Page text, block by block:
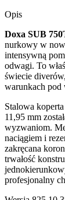
Opis
Doxa SUB
nurkowy w
intensywną
odwagi. To
świecie
warunkach pod
Stalowa
11,95 mm
wyzwaniom.
naciągiem i
zakręcana
trwałość
profesjonalny